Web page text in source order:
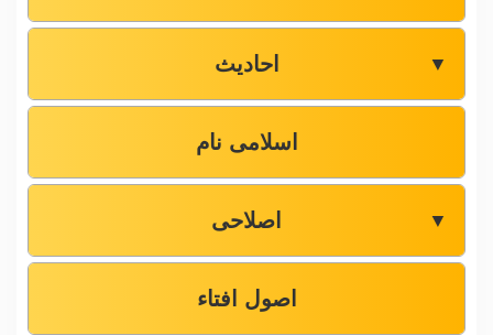
احادیث ▼
اسلامی نام
اصلاحی ▼
اصول افتاء